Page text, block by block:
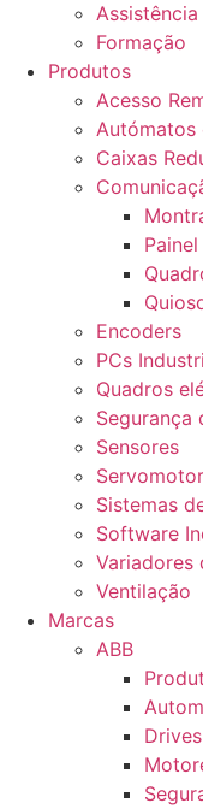
Formação
Produtos
Acesso
Autómatos
Caixas
Painel
Encoders
PCs
Quadros
Segurança
Sensores
Sistemas
Software
Variadores
Ventilação
Marcas
ABB
Drives